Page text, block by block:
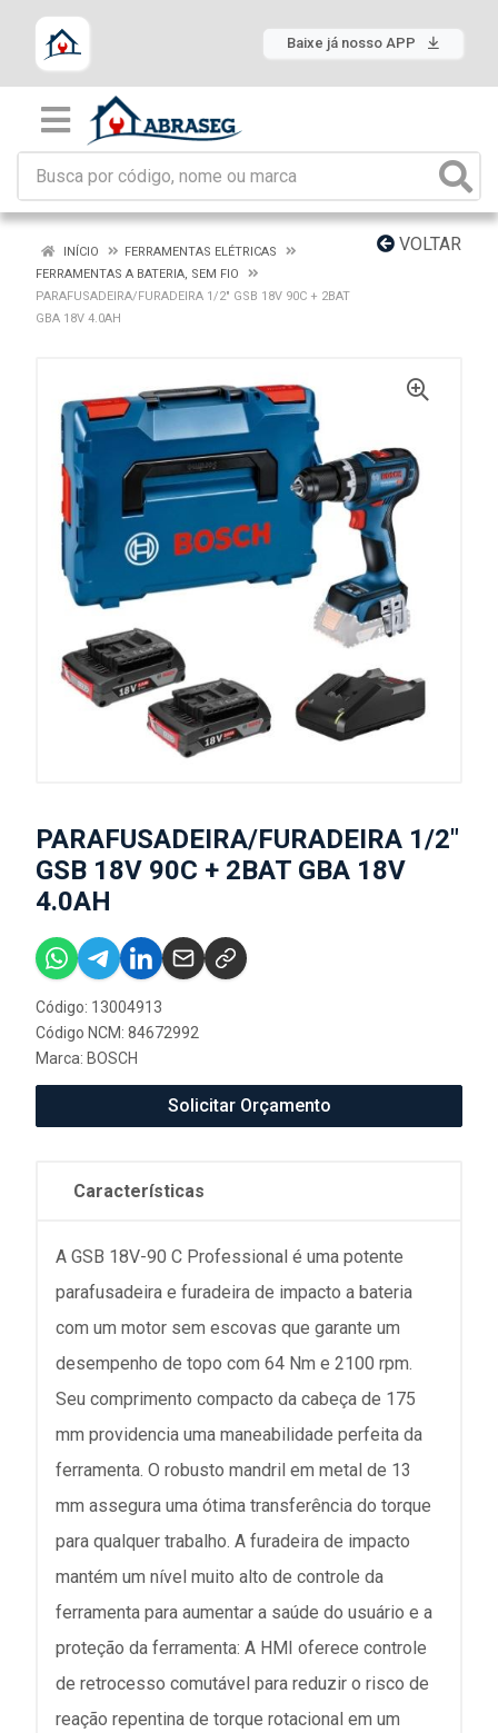
Baixe já nosso APP
VOLTAR
INÍCIO
FERRAMENTAS ELÉTRICAS
FERRAMENTAS A BATERIA, SEM FIO
PARAFUSADEIRA/FURADEIRA 1/2" GSB 18V 90C + 2BAT
GBA 18V 4.0AH
PARAFUSADEIRA/FURADEIRA 1/2"
GSB 18V 90C + 2BAT GBA 18V
4.0AH
Código: 13004913
Código NCM: 84672992
Marca: BOSCH
Solicitar Orçamento
Características
A GSB 18V-90 C Professional é uma potente
parafusadeira e furadeira de impacto a bateria
com um motor sem escovas que garante um
desempenho de topo com 64 Nm e 2100 rpm.
Seu comprimento compacto da cabeça de 175
mm providencia uma maneabilidade perfeita da
ferramenta. O robusto mandril em metal de 13
mm assegura uma ótima transferência do torque
para qualquer trabalho. A furadeira de impacto
mantém um nível muito alto de controle da
ferramenta para aumentar a saúde do usuário e a
proteção da ferramenta: A HMI oferece controle
de retrocesso comutável para reduzir o risco de
reação repentina de torque rotacional em um